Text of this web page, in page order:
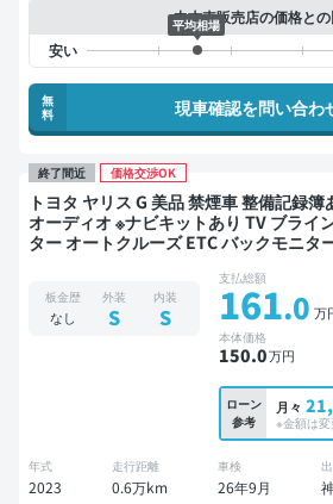
中古車販売店の価格と
平均相場
無
料
現車確認を問い合わ
終了間近 価格交渉OK
トヨタ ヤリス G 美品 禁煙車 整備記録簿あり ディスプレイ
オーディオ ※ナビキットあり TV ブライ
ター オートクルーズ ETC バックモニタ
板金歴
なし
外装
S
内装
S
支払総額
161.0 万
本体価格
150.0万円
ローン
参考
月々
※金額は変
年式
2023
走行距離
0.6万km
車検
26年9月